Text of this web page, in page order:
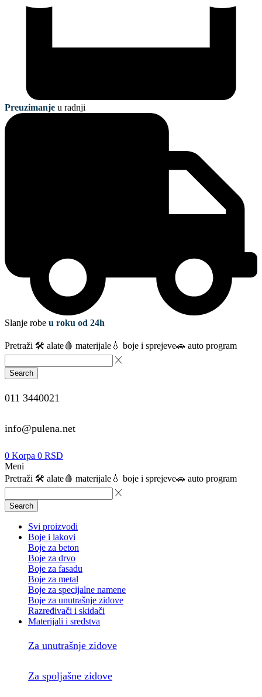
Preuzimanje u radnji
Slanje robe u roku od 24h
Pretraži 🛠️ alate🩸 materijale 💧 boje i sprejeve🚗 auto program
Search
011 3440021
info@pulena.net
0 Korpa 0 RSD
Meni
Pretraži 🛠️ alate🩸 materijale 💧 boje i sprejeve🚗 auto program
Search
Svi proizvodi
Boje i lakovi
Boje za beton
Boje za drvo
Boje za fasadu
Boje za metal
Boje za specijalne namene
Boje za unutrašnje zidove
Razređivači i skidači
Materijali i sredstva
Za unutrašnje zidove
Za spoljašne zidove